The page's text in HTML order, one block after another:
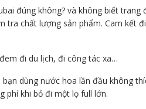
đúng không? và không biết
tra chất lượng sản phẩm. Cam kết
đi du lịch, đi công tác xa…
dùng nước hoa lần đầu không
phí khi bỏ đi một lọ full lớn.